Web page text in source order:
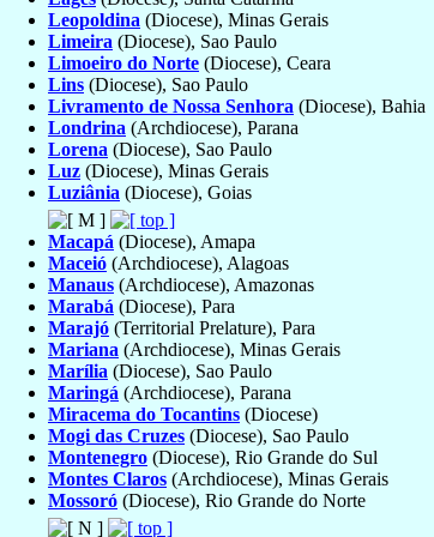
Leopoldina (Diocese), Minas Gerais
Limeira (Diocese), Sao Paulo
Limoeiro do Norte (Diocese), Ceara
Lins (Diocese), Sao Paulo
Livramento de Nossa Senhora (Diocese), Bahia
Londrina (Archdiocese), Parana
Lorena (Diocese), Sao Paulo
Luz (Diocese), Minas Gerais
Luziânia (Diocese), Goias
Macapá (Diocese), Amapa
Maceió (Archdiocese), Alagoas
Manaus (Archdiocese), Amazonas
Marabá (Diocese), Para
Marajó (Territorial Prelature), Para
Mariana (Archdiocese), Minas Gerais
Marília (Diocese), Sao Paulo
Maringá (Archdiocese), Parana
Miracema do Tocantins (Diocese)
Mogi das Cruzes (Diocese), Sao Paulo
Montenegro (Diocese), Rio Grande do Sul
Montes Claros (Archdiocese), Minas Gerais
Mossoró (Diocese), Rio Grande do Norte